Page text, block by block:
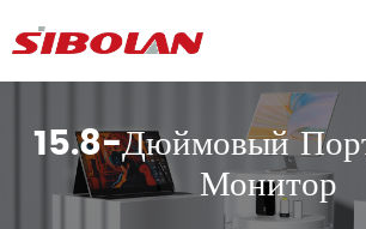
15.8-Дюймовый
Монитор